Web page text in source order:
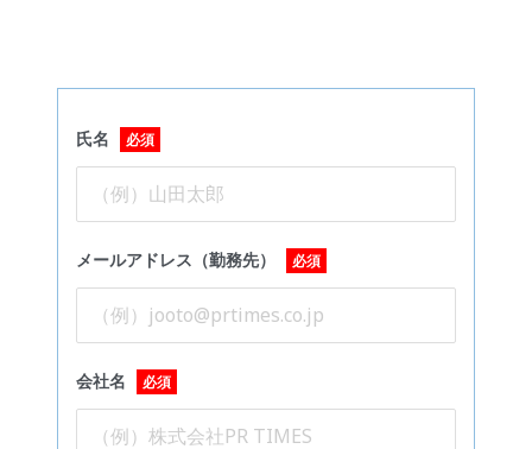
氏名 必須
メールアドレス（勤務先） 必須
会社名 必須